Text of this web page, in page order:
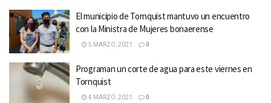
El municipio de Tornquist mantuvo un encuentro
con la Ministra de Mujeres bonaerense
5 MARZO, 2021 0
Programan un corte de agua para este viernes en
Tornquist
4 MARZO, 2021 0